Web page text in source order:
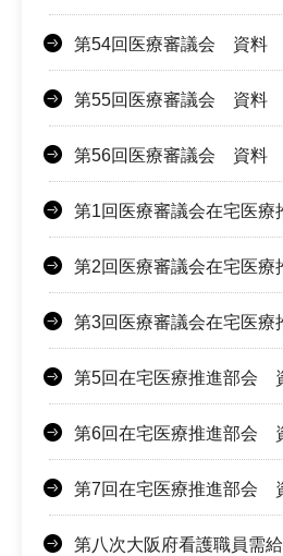
第54回医療審議会 資料
第55回医療審議会 資料
第56回医療審議会 資料
第1回医療審議会在宅医
第2回医療審議会在宅医
第3回医療審議会在宅医
第5回在宅医療推進部会
第6回在宅医療推進部会
第7回在宅医療推進部会
第八次大阪府看護職員需